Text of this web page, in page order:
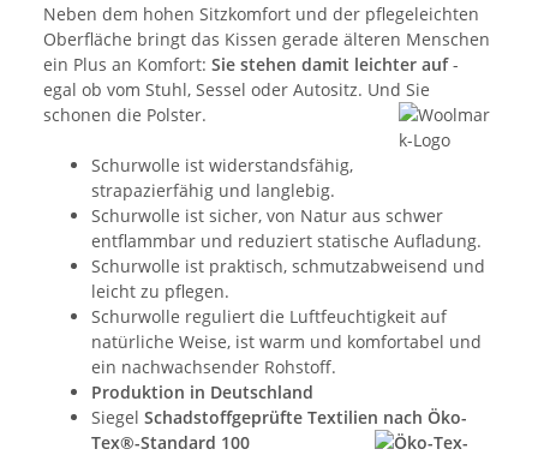
Neben dem hohen Sitzkomfort und der pflegeleichten
Oberfläche bringt das Kissen gerade älteren Menschen
ein Plus an Komfort: Sie stehen damit leichter auf-
egal ob vom Stuhl, Sessel oder Autositz. Und Sie
schonen die Polster.
Schurwolle ist widerstandsfähig,
strapazierfähig und langlebig.
Schurwolle ist sicher, von Natur aus schwer
entflammbar und reduziert statische Aufladung.
Schurwolle ist praktisch, schmutzabweisend und
leicht zu pflegen.
Schurwolle reguliert die Luftfeuchtigkeit auf
natürliche Weise, ist warm und komfortabel und
ein nachwachsender Rohstoff.
Produktion in Deutschland
Siegel Schadstoffgeprüfte Textilien nach Öko-
Tex®-Standard 100